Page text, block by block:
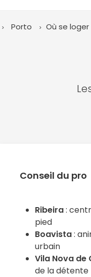
Porto Où se loger
Conseil du pro
Ribeira:
pied
Boavista:
urbain
Vila Nova de
de la détente